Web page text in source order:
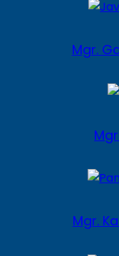
Mgr.
Mgr.